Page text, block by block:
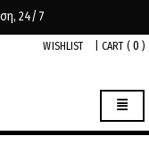
24/7
WISHLIST CART ( 0 )